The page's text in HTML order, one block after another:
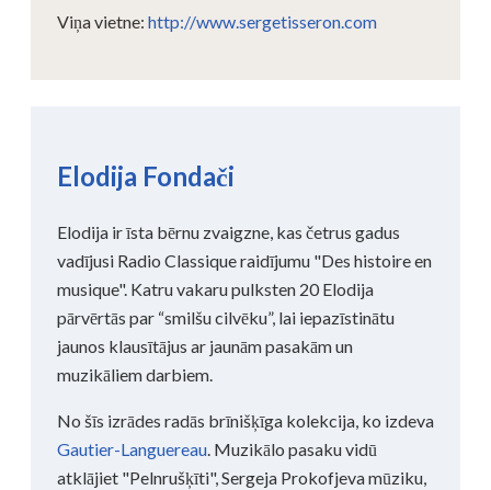
Viņa vietne: http://www.sergetisseron.com
Elodija Fondači
Elodija ir īsta bērnu zvaigzne, kas četrus gadus
vadījusi Radio Classique raidījumu "Des histoire en
musique". Katru vakaru pulksten 20 Elodija
pārvērtās par “smilšu cilvēku”, lai iepazīstinātu
jaunos klausītājus ar jaunām pasakām un
muzikāliem darbiem.
No šīs izrādes radās brīnišķīga kolekcija, ko izdeva
Gautier-Languereau. Muzikālo pasaku vidū
atklājiet "Pelnrušķīti", Sergeja Prokofjeva mūziku,